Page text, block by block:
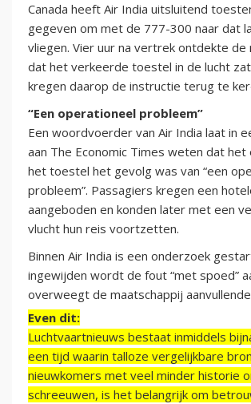
Canada heeft Air India uitsluitend
gegeven om met de 777-300 naar dat
vliegen. Vier uur na vertrek ontdekte de
dat het verkeerde toestel in de lucht
kregen daarop de instructie terug te
“Een operationeel probleem”
Een woordvoerder van Air India laat in
aan The Economic Times weten dat het
het toestel het gevolg was van “een
probleem”. Passagiers kregen een
aangeboden en konden later met een
vlucht hun reis voortzetten.
Binnen Air India is een onderzoek
ingewijden wordt de fout “met spoed”
overweegt de maatschappij
Even dit:
Luchtvaartnieuws bestaat inmiddels
een tijd waarin talloze vergelijkbare
nieuwkomers met veel minder historie
schreeuwen, is het belangrijk om